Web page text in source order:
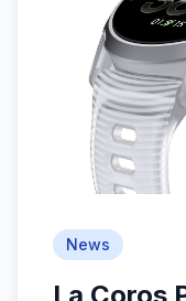
News